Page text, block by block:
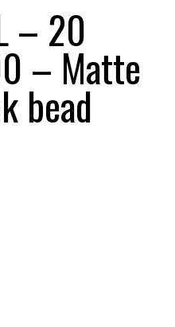
– 20
– Matte
bead